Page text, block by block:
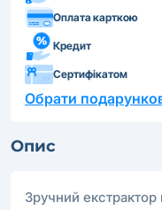
Оплата карткою
Кредит
Сертифікатом
Обрати
Опис
Зручний екстрактор